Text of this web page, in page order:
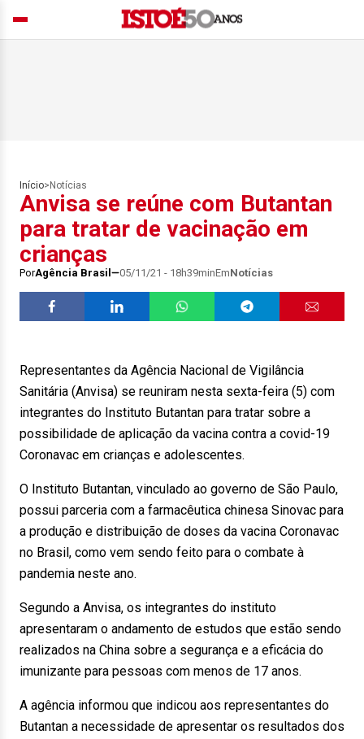
Início> Notícias
Anvisa se reúne com Butantan
para tratar de vacinação em
crianças
PorAgência Brasil 05/11/21 - 18h39minEmNotícias
Representantes da Agência Nacional de Vigilância
Sanitária (Anvisa) se reuniram nesta sexta-feira (5) com
integrantes do Instituto Butantan para tratar sobre a
possibilidade de aplicação da vacina contra a covid-19
Coronavac em crianças e adolescentes.
O Instituto Butantan, vinculado ao governo de São Paulo,
possui parceria com a farmacêutica chinesa Sinovac para
a produção e distribuição de doses da vacina Coronavac
no Brasil, como vem sendo feito para o combate à
pandemia neste ano.
Segundo a Anvisa, os integrantes do instituto
apresentaram o andamento de estudos que estão sendo
realizados na China sobre a segurança e a eficácia do
imunizante para pessoas com menos de 17 anos.
A agência informou que indicou aos representantes do
Butantan a necessidade de apresentar os resultados dos